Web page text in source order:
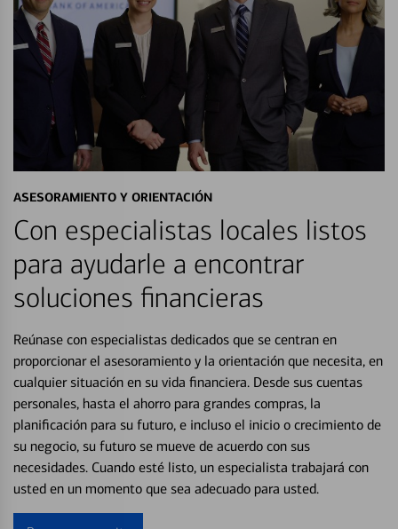
ASESORAMIENTO Y ORIENTACIÓN
Con especialistas locales listos
para ayudarle a encontrar
soluciones financieras
Reúnase con especialistas dedicados que se centran en
proporcionar el asesoramiento y la orientación que necesita, en
cualquier situación en su vida financiera. Desde sus cuentas
personales, hasta el ahorro para grandes compras, la
planificación para su futuro, e incluso el inicio o crecimiento de
su negocio, su futuro se mueve de acuerdo con sus
necesidades. Cuando esté listo, un especialista trabajará con
usted en un momento que sea adecuado para usted.